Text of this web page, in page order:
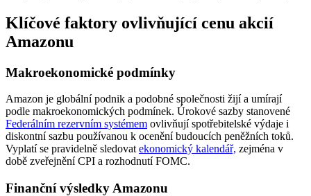
Klíčové faktory ovlivňující cenu akcií
Amazonu
Makroekonomické podmínky
Amazon je globální podnik a podobné společnosti žijí a umírají
podle makroekonomických podmínek. Úrokové sazby stanovené
Federálním rezervním systémem ovlivňují spotřebitelské výdaje i
diskontní sazbu používanou k ocenění budoucích peněžních toků.
Vyplatí se pravidelně sledovat ekonomický kalendář, zejména v
době zveřejnění CPI a rozhodnutí FOMC.
Finanční výsledky Amazonu